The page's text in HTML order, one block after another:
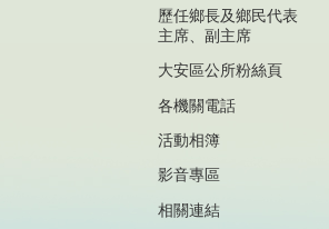
歷任鄉長及鄉民代表
主席、副主席
大安區公所粉絲頁
各機關電話
活動相簿
影音專區
相關連結